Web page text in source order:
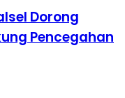
Dorong
Pencegahan